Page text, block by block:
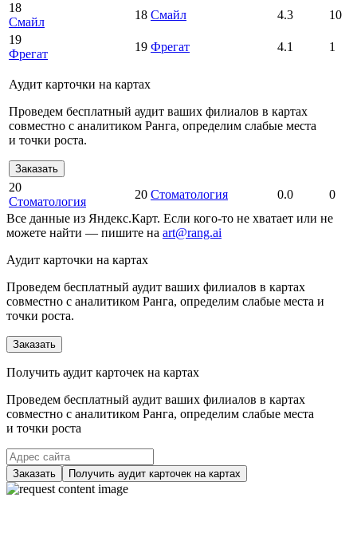
18
Смайл
18 Смайл 4.3
10
19
Фрегат
19 Фрегат 4.1 1
Аудит карточки на картах
Проведем бесплатный аудит ваших филиалов в картах
совместно с аналитиком Ранга, определим слабые места
и точки роста.
Заказать
20
Стоматология
20 Стоматология 0.0
0
Все данные из Яндекс.Карт. Если кого-то не хватает или не
можете найти — пишите на art@rang.ai
Аудит карточки на картах
Проведем бесплатный аудит ваших филиалов в картах
совместно с аналитиком Ранга, определим слабые места и
точки роста.
Заказать
Получить аудит карточек на картах
Проведем бесплатный аудит ваших филиалов в картах
совместно с аналитиком Ранга, определим слабые места
и точки роста
Заказать Получить аудит карточек на картах